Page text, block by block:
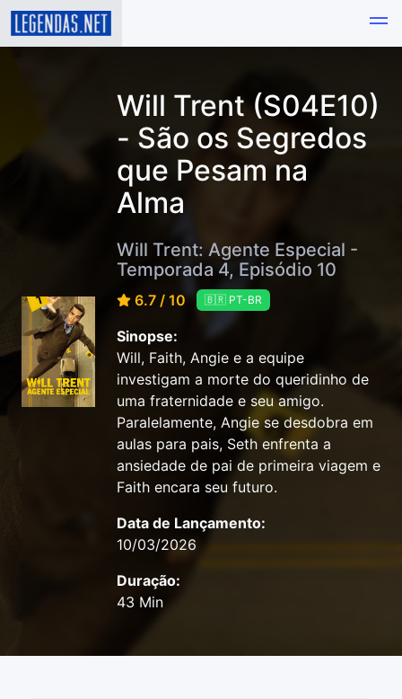
Will Trent (S04E10)
- São os Segredos
que Pesam na
Alma
Will Trent: Agente Especial -
Temporada 4, Episódio 10
6.7 / 10 🇧🇷 PT-BR
Sinopse:
Will, Faith, Angie e a equipe
investigam a morte do queridinho de
uma fraternidade e seu amigo.
Paralelamente, Angie se desdobra em
aulas para pais, Seth enfrenta a
ansiedade de pai de primeira viagem e
Faith encara seu futuro.
Data de Lançamento:
10/03/2026
Duração:
43 Min